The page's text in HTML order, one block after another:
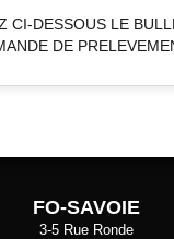
CI-DESSOUS LE
DE
FO-SAVOIE
3-5 Rue Ronde